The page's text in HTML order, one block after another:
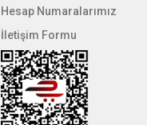
Hesap Numaralarımız
İletişim Formu